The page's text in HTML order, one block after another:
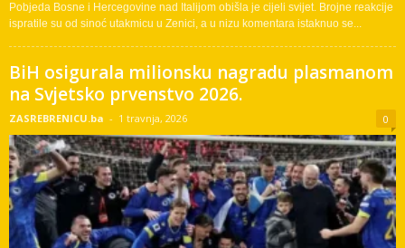
Pobjeda Bosne i Hercegovine nad Italijom obišla je cijeli svijet. Brojne reakcije
ispratile su od sinoć utakmicu u Zenici, a u nizu komentara istaknuo se...
BiH osigurala milionsku nagradu plasmanom
na Svjetsko prvenstvo 2026.
ZASREBRENICU.ba - 1 travnja, 2026 0